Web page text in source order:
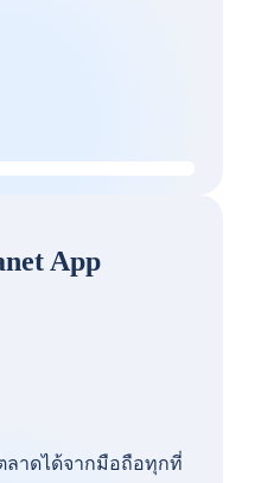
App
ลาดได้จากมือถือทุกที่